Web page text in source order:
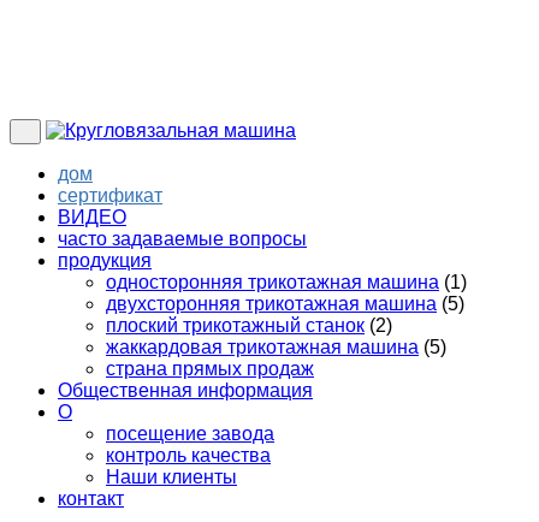
дом
сертификат
ВИДЕО
часто задаваемые вопросы
продукция
односторонняя трикотажная машина (1)
двухсторонняя трикотажная машина (5)
плоский трикотажный станок (2)
жаккардовая трикотажная машина (5)
страна прямых продаж
Общественная информация
О
посещение завода
контроль качества
Наши клиенты
контакт